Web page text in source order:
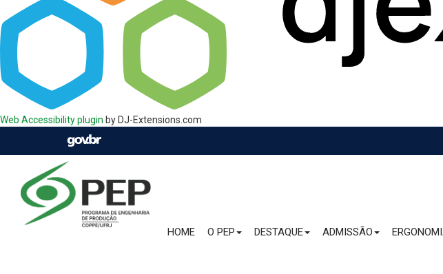
Web Accessibility plugin by DJ-Extensions.com
HOME O PEP DESTAQUE ADMISSÃO